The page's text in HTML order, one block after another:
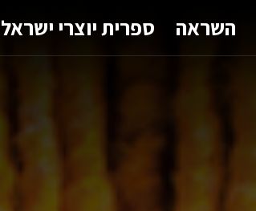
השראה ספרית יוצרי ישראל